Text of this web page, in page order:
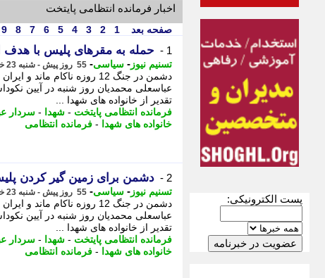
پست الکترونیکی:
اخبار فرمانده انتظامی پایتخت
صفحه بعد 1
2
3
4
5
6
7
8
9
1 - حمله به مقرهای پلیس با هدف
تسنیم نیوز - سیاسی- 55 روز پیش - شنبه 23 خرداد 1405، 16:00
دشمن در جنگ 12 روزه ناکام
عباسعلی محمدیان روز شنبه در آیین
تقدیر از خانواده های شهدا ...
فرمانده انتظامی پایتخت - شهدا - سردار
خانواده های شهدا - فرمانده انتظامی
2 - دشمن برای زمین گیر کردن پلیس
تسنیم نیوز - سیاسی- 55 روز پیش - شنبه 23 خرداد 1405، 15:55
دشمن در جنگ 12 روزه ناکام
عباسعلی محمدیان روز شنبه در آیین
تقدیر از خانواده های شهدا ...
فرمانده انتظامی پایتخت - شهدا - سردار
خانواده های شهدا - فرمانده انتظامی